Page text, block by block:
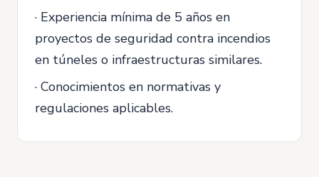
· Experiencia mínima de 5 años en
proyectos de seguridad contra incendios
en túneles o infraestructuras similares.
· Conocimientos en normativas y
regulaciones aplicables.